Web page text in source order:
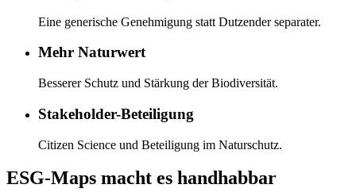
Eine generische Genehmigung statt Dutzender separater.
Mehr Naturwert
Besserer Schutz und Stärkung der Biodiversität.
Stakeholder-Beteiligung
Citizen Science und Beteiligung im Naturschutz.
ESG-Maps macht es handhabbar